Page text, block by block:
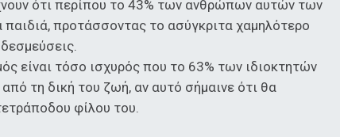
ότι περίπου το 43% των ανθρώπων αυτών των
προτάσσοντας το ασύγκριτα χαμηλότερο
είναι τόσο ισχυρός που το 63% των ιδιοκτητών
τη δική του ζωή, αν αυτό σήμαινε ότι θα
φίλου του.